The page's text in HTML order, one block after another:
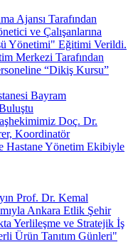
Ajansı Tarafından
ve Çalışanlarına
Yönetimi" Eğitimi Verildi.
Merkezi Tarafından
“Dikiş Kursu”
Bayram
Doç. Dr.
Koordinatör
Hastane Yönetim Ekibiyle
Prof. Dr. Kemal
Ankara Etlik Şehir
Yerlileşme ve Stratejik İş
Ürün Tanıtım Günleri"